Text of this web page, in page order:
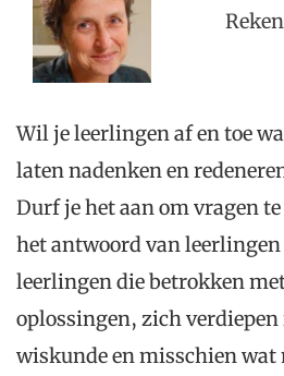
Wil je leerlingen af en toe
laten nadenken en
Durf je het aan om vragen
het antwoord van
leerlingen die betrokken
oplossingen, zich verdiepen
wiskunde en misschien wat